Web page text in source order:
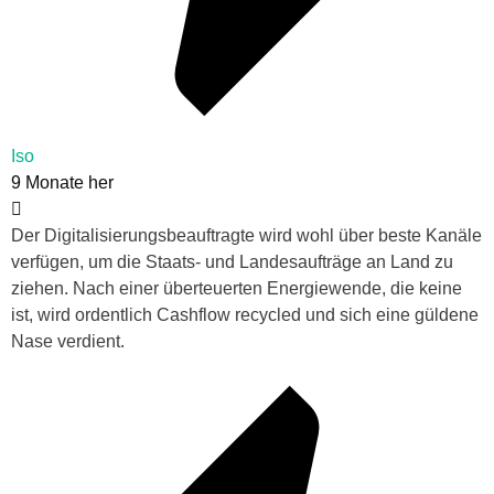
Iso
9 Monate her
Der Digitalisierungsbeauftragte wird wohl über beste Kanäle
verfügen, um die Staats- und Landesaufträge an Land zu
ziehen. Nach einer überteuerten Energiewende, die keine
ist, wird ordentlich Cashflow recycled und sich eine güldene
Nase verdient.